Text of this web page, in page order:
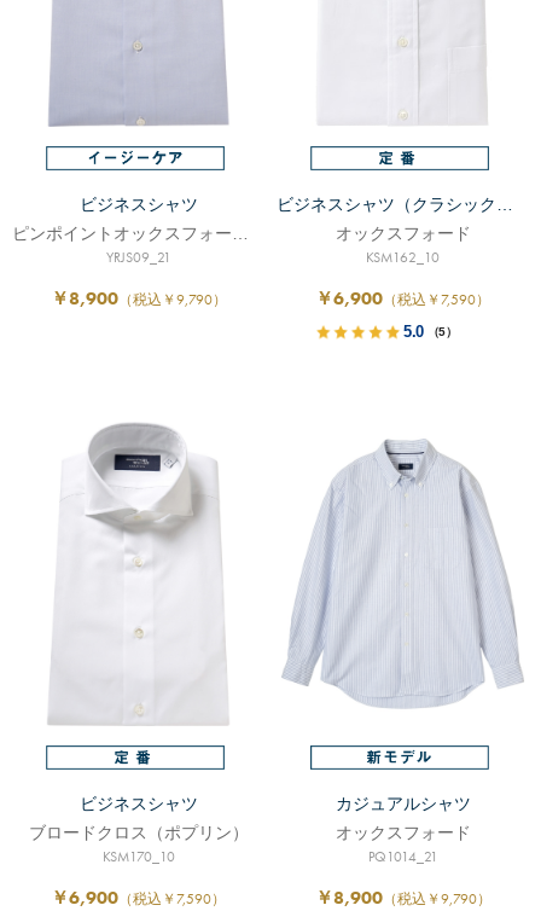
ビジネスシャツ
YRJS09_21
￥8,900（税込￥9,790）
オックスフォード
KSM162_10
￥6,900 （税込￥7,590）
5.0 （5）
ビジネスシャツ
ブロードクロス（ポプリン）
KSM170_10
￥6,900 （税込￥7,590）
カジュアルシャツ
オックスフォード
PQ1014_21
￥8,900（税込￥9,790）